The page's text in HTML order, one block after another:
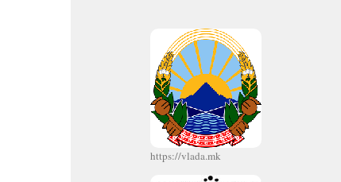
https://vlada.mk